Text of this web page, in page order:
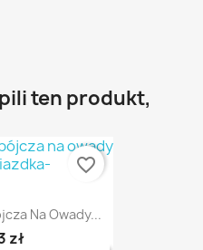
ten produkt,
Na Owady...
zł
favorite_border